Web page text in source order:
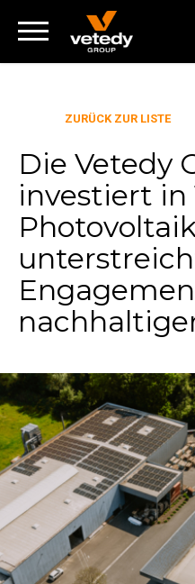
ZURÜCK ZUR LISTE
Die Vetedy
investiert in